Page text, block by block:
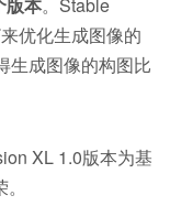
来优化生成图像的
生成图像的构图比
XL 1.0版本为基